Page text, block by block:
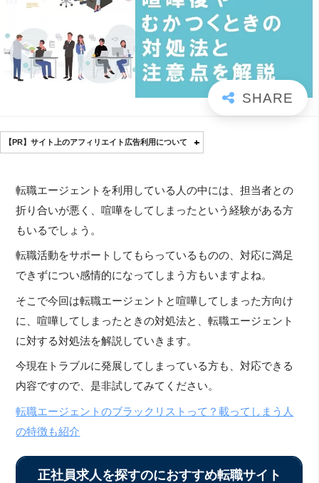
【PR】サイト上のアフィリエイト広告利用について
転職エージェントを利用している人の中には、担当者との
折り合いが悪く、喧嘩をしてしまったという経験がある方
もいるでしょう。
転職活動をサポートしてもらっているものの、対応に満足
できずについ感情的になってしまう方もいますよね。
そこで今回は転職エージェントと喧嘩してしまった方向け
に、喧嘩してしまったときの対処法と、転職エージェント
に対する対処法を解説していきます。
今現在トラブルに発展してしまっている方も、対応できる
内容ですので、是非試してみてください。
転職エージェントのブラックリストって？載ってしまう人
の特徴も紹介
正社員求人を探すのにおすすめ転職サイト